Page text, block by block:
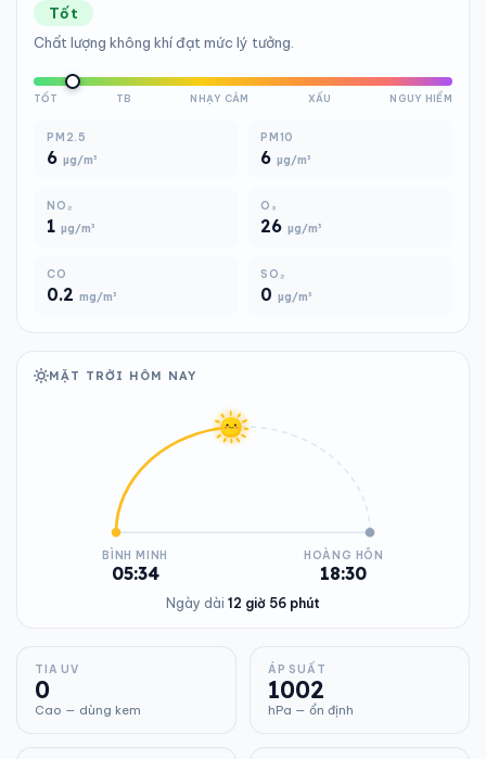
Tốt
Chất lượng không khí đạt mức lý tưởng.
TỐT TB NHẠY CẢM XẤU NGUY HIỂM
PM2.5
6 µg/m³
PM10
6 µg/m³
NO₂
1 µg/m³
O₃
26 µg/m³
CO
0.2 mg/m³
SO₂
0 µg/m³
MẶT TRỜI HÔM NAY
BÌNH MINH
05:34
HOÀNG HÔN
18:30
Ngày dài 12 giờ 56 phút
TIA UV
0
Cao — dùng kem
ÁP SUẤT
1002
hPa — ổn định